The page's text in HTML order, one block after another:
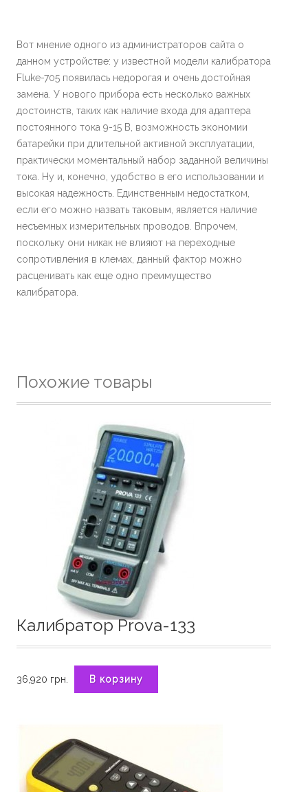
Вот мнение одного из администраторов сайта о
данном устройстве: у известной модели калибратора
Fluke-705 появилась недорогая и очень достойная
замена. У нового прибора есть несколько важных
достоинств, таких как наличие входа для адаптера
постоянного тока 9-15 В, возможность экономии
батарейки при длительной активной эксплуатации,
практически моментальный набор заданной величины
тока. Ну и, конечно, удобство в его использовании и
высокая надежность. Единственным недостатком,
если его можно назвать таковым, является наличие
несъемных измерительных проводов. Впрочем,
поскольку они никак не влияют на переходные
сопротивления в клемах, данный фактор можно
расценивать как еще одно преимущество
калибратора.
Похожие товары
Калибратор Prova-133
36,920 грн. В корзину